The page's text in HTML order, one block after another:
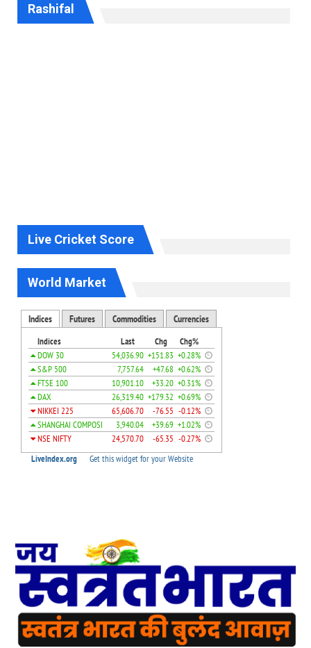
Rashifal
Live Cricket Score
World Market